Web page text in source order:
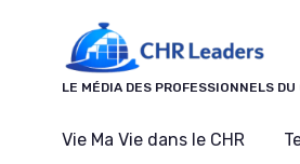
LE MÉDIA DES PROFESSIONNELS DU
Vie Ma Vie dans le CHR